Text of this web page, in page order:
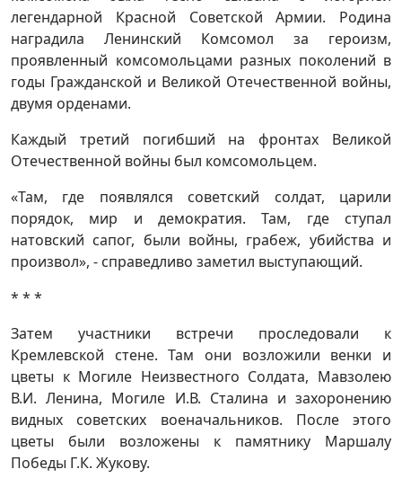
легендарной Красной Советской Армии. Родина
наградила Ленинский Комсомол за героизм,
проявленный комсомольцами разных поколений в
годы Гражданской и Великой Отечественной войны,
двумя орденами.
Каждый третий погибший на фронтах Великой
Отечественной войны был комсомольцем.
«Там, где появлялся советский солдат, царили
порядок, мир и демократия. Там, где ступал
натовский сапог, были войны, грабеж, убийства и
произвол», - справедливо заметил выступающий.
* * *
Затем участники встречи проследовали к
Кремлевской стене. Там они возложили венки и
цветы к Могиле Неизвестного Солдата, Мавзолею
В.И. Ленина, Могиле И.В. Сталина и захоронению
видных советских военачальников. После этого
цветы были возложены к памятнику Маршалу
Победы Г.К. Жукову.